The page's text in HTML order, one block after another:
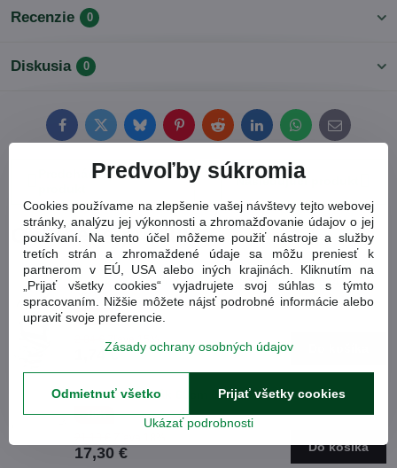
Recenzie 0
Diskusia 0
FacebookTwitterBlueskyPinterestRedditLinkedInWhatsApp
E-
mail
Predchádzajúci
Nasledujúci produkt
Obľúbené produkty
Držiak na stenu pre sprchovú hlavicu 830241
(830241)
-15%
1,74 €
Zľava 15%
Držiak na uterák 60cm 830401 (830401)
-18%
17,30 € Do košíka
Predvoľby súkromia
Cookies používame na zlepšenie vašej návštevy tejto webovej
stránky, analýzu jej výkonnosti a zhromažďovanie údajov o jej
používaní. Na tento účel môžeme použiť nástroje a služby
tretích strán a zhromaždené údaje sa môžu preniesť k
partnerom v EÚ, USA alebo iných krajinách. Kliknutím na
„Prijať všetky cookies“ vyjadrujete svoj súhlas s týmto
spracovaním. Nižšie môžete nájsť podrobné informácie alebo
upraviť svoje preferencie.
Zásady ochrany osobných údajov
Ukázať podrobnosti
Prijať všetky cookies
Odmietnuť všetko